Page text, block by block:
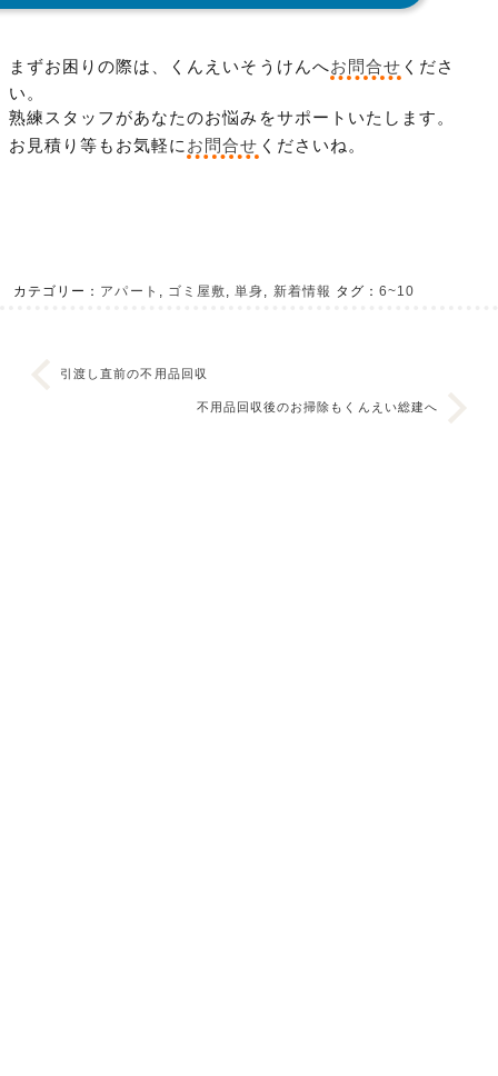
まずお困りの際は、くんえいそうけんへお問合せ くださ
い。
熟練スタッフがあなたのお悩みをサポートいたします。
お見積り等もお気軽に お問合せ くださいね。
カテゴリー： アパート ゴミ屋敷 単身 新着情報 タグ：6~10
引渡し直前の不用品回収
不用品回収後のお掃除もくんえい総建へ